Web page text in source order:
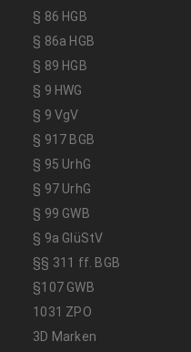
§ 86 HGB
§ 86a HGB
§ 89 HGB
§ 9 HWG
§ 9 VgV
§ 917 BGB
§ 95 UrhG
§ 97 UrhG
§ 99 GWB
§ 9a GlüStV
§§ 311 ff. BGB
§107 GWB
1031 ZPO
3D Marken